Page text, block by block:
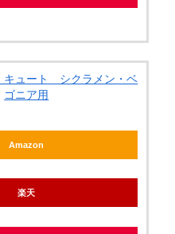
ュート シクラメン・ベ
ゴニア用
Amazon
楽天